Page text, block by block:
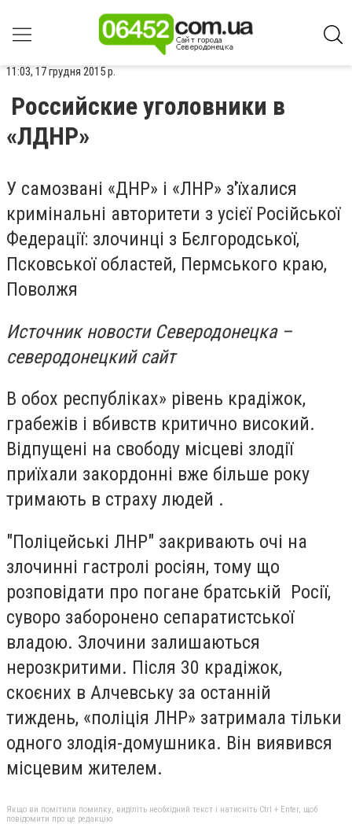
11:03, 17 грудня 2015 р.
Российские уголовники в
«ЛДНР»
У самозвані «ДНР» і «ЛНР» з'їхалися
кримінальні авторитети з усієї Російської
Федерації: злочинці з Бєлгородської,
Псковської областей, Пермського краю,
Поволжя
Источник новости Северодонецка –
северодонецкий сайт
В обох республіках» рівень крадіжок,
грабежів і вбивств критично високий.
Відпущені на свободу місцеві злодії
приїхали закордонні вже більше року
тримають в страху людей .
"Поліцейські ЛНР" закривають очі на
злочинні гастролі росіян, тому що
розповідати про погане братській Росії,
суворо заборонено сепаратистської
владою. Злочини залишаються
нерозкритими. Після 30 крадіжок,
скоєних в Алчевську за останній
тиждень, «поліція ЛНР» затримала тільки
одного злодія-домушника. Він виявився
місцевим жителем.
Якщо ви помітили помилку, виділіть необхідний текст і натисніть Ctrl + Enter, щоб
повідомити про це редакцію